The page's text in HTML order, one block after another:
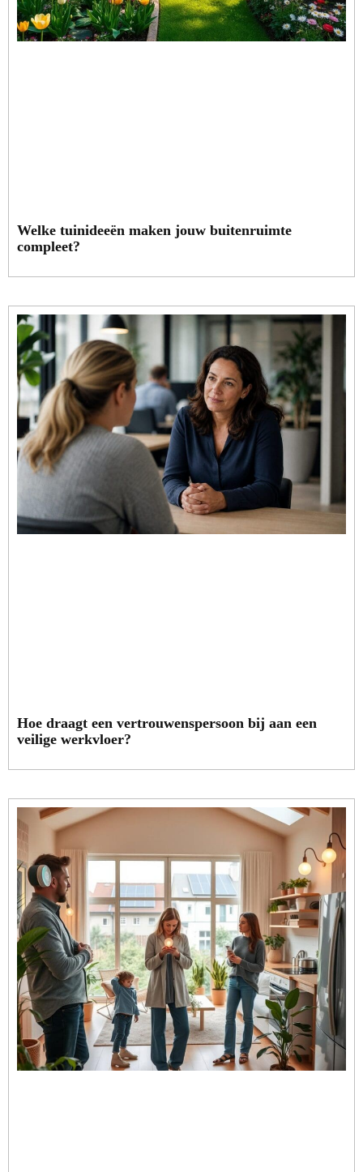
Welke tuinideeën maken jouw buitenruimte
compleet?
Hoe draagt een vertrouwenspersoon bij aan een
veilige werkvloer?